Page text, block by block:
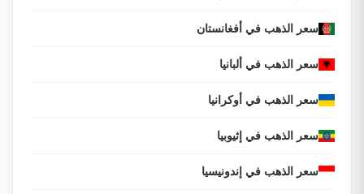
سعر الذهب في أفغانستان
سعر الذهب في ألبانيا
سعر الذهب في أوكرانيا
سعر الذهب في إثيوبيا
سعر الذهب في إندونيسيا